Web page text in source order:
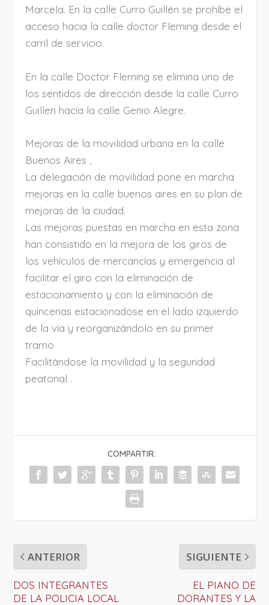
Marcela. En la calle Curro Guillén se prohíbe el
acceso hacia la calle doctor Fleming desde el
carril de servicio.
En la calle Doctor Fleming se elimina uno de
los sentidos de dirección desde la calle Curro
Guillen hacía la calle Genio Alegre.
Mejoras de la movilidad urbana en la calle
Buenos Aires ,
La delegación de movilidad pone en marcha
mejoras en la calle buenos aires en su plan de
mejoras de la ciudad.
Las mejoras puestas en marcha en esta zona
han consistido en la mejora de los giros de
los vehículos de mercancías y emergencia al
facilitar el giro con la eliminación de
estacionamiento y con la eliminación de
quincenas estacionadose en el lado izquierdo
de la vía y reorganizándolo en su primer
tramo
Facilitándose la movilidad y la seguridad
peatonal .
COMPARTIR:
ANTERIOR
DOS INTEGRANTES
DE LA POLICIA LOCAL
SIGUIENTE
EL PIANO DE
DORANTES Y LA